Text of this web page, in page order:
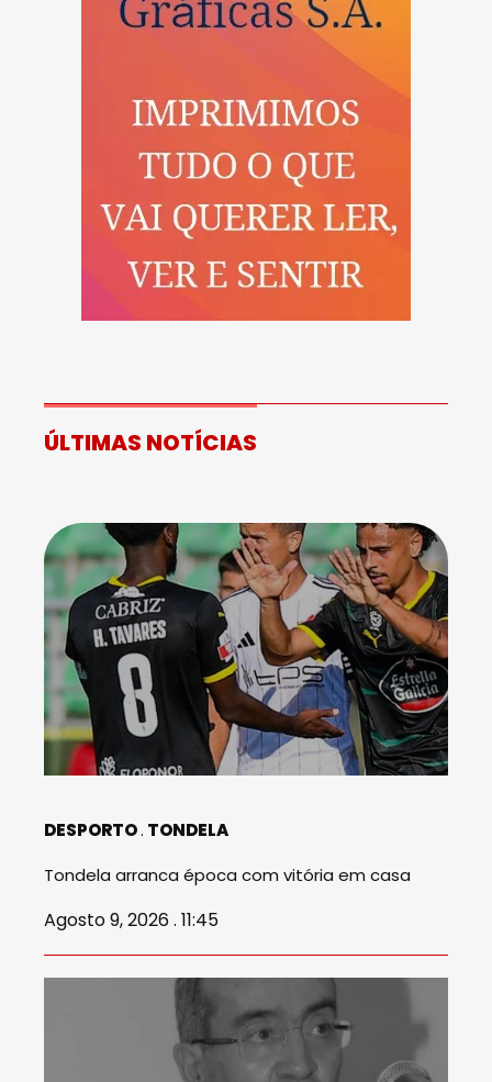
ÚLTIMAS NOTÍCIAS
DESPORTO TONDELA
Tondela arranca época com vitória em casa
Agosto 9, 2026 . 11:45